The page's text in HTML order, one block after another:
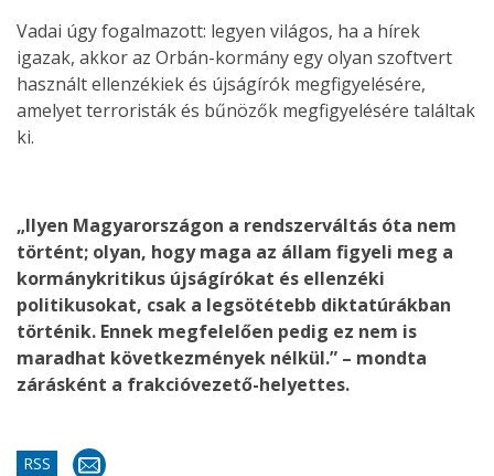
Vadai úgy fogalmazott: legyen világos, ha a hírek
igazak, akkor az Orbán-kormány egy olyan szoftvert
használt ellenzékiek és újságírók megfigyelésére,
amelyet terroristák és bűnözők megfigyelésére találtak
ki.
„Ilyen Magyarországon a rendszerváltás óta nem
történt; olyan, hogy maga az állam figyeli meg a
kormánykritikus újságírókat és ellenzéki
politikusokat, csak a legsötétebb diktatúrákban
történik. Ennek megfelelően pedig ez nem is
maradhat következmények nélkül.” – mondta
zárásként a frakcióvezető-helyettes.
RSS